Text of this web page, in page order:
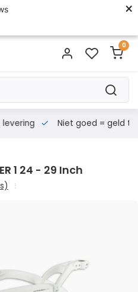
×
0
levering Niet goed = geld
1 24 - 29 Inch